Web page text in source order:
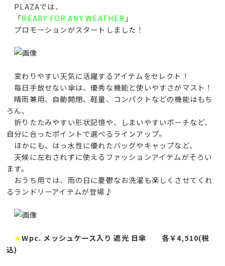
PLAZAでは、
「READY FOR ANY WEATHER 」
プロモーションがスタートしました！
変わりやすい天気に活躍するアイテムをセレクト！
毎日手放せない傘は、優秀な機能と使いやすさがマスト！
晴雨兼用、自動開閉、軽量、コンパクトなどの機能はもち
ろん、
折りたたみやすい形状記憶や、しまいやすいポーチなど、
自分に合ったポイントで選べるラインアップ。
ほかにも、はっ水性に優れたバッグやキャップなど、
天候に左右されずに使えるファッションアイテムがそろい
ます。
おうち用では、雨の日に憂鬱なお洗濯も楽しくさせてくれ
るランドリーアイテムが登場♪
★Wpc. メッシュケース入り 遮光 日傘 各￥4,510(税
込)